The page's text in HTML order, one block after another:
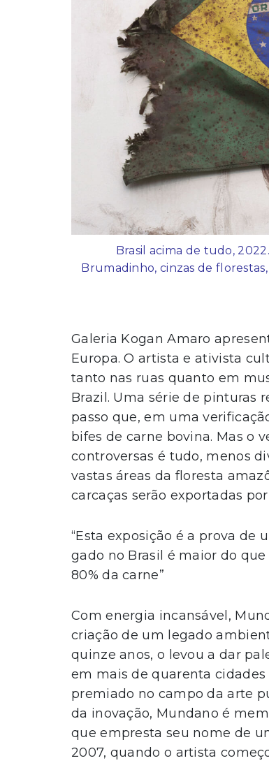
Brasil acima de tudo,
Brumadinho, cinzas de
Galeria Kogan Amaro
Europa. O artista e ativista
tanto nas ruas quanto em
Brazil. Uma série de pinturas
passo que, em uma
bifes de carne bovina. Mas o
controversas é tudo, menos
vastas áreas da floresta
carcaças serão exportadas
“Esta exposição é a prova de
gado no Brasil é maior do
80% da carne”
Com energia incansável,
criação de um legado
quinze anos, o levou a dar
em mais de quarenta
premiado no campo da arte
da inovação, Mundano é
que empresta seu nome de
2007, quando o artista